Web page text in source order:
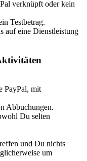
verknüpft oder kein
Testbetrag.
auf eine Dienstleistung
PayPal, mit
Abbuchungen.
Du selten
und Du nichts
um